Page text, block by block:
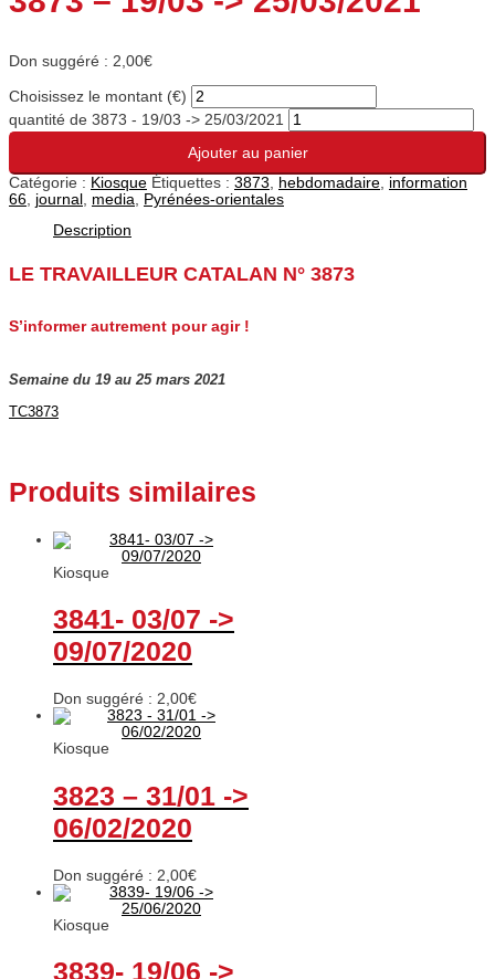
Don suggéré : 2,00€
Choisissez le montant (€)
quantité de 3873 - 19/03 -> 25/03/2021
Ajouter au panier
Catégorie : Kiosque Étiquettes : 3873 hebdomadaire information
66 journal media
Pyrénées-orientales
Description
LE TRAVAILLEUR CATALAN N° 3873
S’informer autrement pour agir !
Semaine du 19 au 25 mars 2021
TC3873
Produits similaires
Kiosque
3841- 03/07 ->
09/07/2020
Don suggéré : 2,00€
Kiosque
3823 – 31/01 ->
06/02/2020
Don suggéré : 2,00€
Kiosque
3839- 19/06 ->